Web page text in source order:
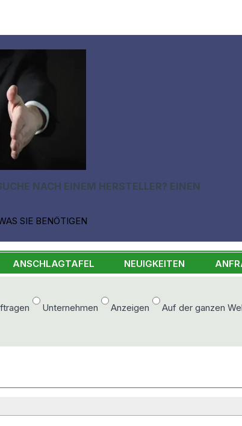
NACH EINEM HERSTELLER? EINEN
SIE BENÖTIGEN
ANSCHLAGTAFEL NEUIGKEITEN
Unternehmen Anzeigen Auf der ganzen